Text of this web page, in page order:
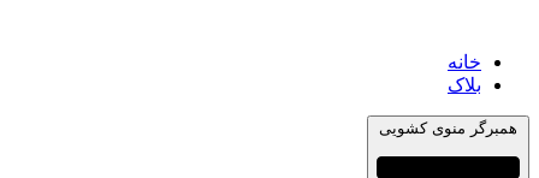
خانه
بلاک
همبرگر منوی کشویی